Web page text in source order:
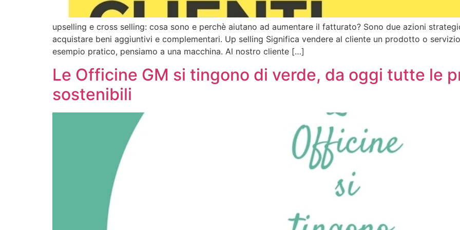
upselling e cross selling: cosa sono e perchè aiutano ad aumentare il fatturato? Sono due azioni
acquistare beni aggiuntivi e complementari. Up selling Significa vendere al cliente un prodotto o
esempio pratico, pensiamo a una macchina. Al nostro cliente […]
Le Officine GM si tingono di verde, da oggi tutte le
sostenibili